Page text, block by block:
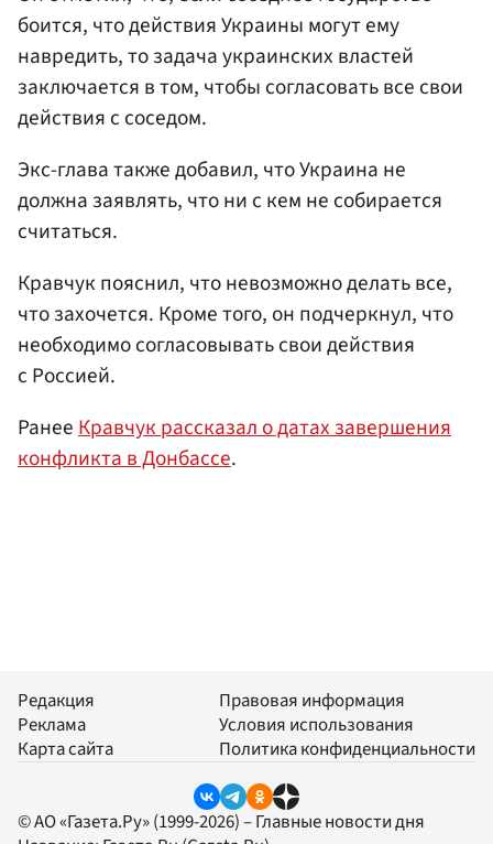
боится, что действия Украины могут ему
навредить, то задача украинских властей
заключается в том, чтобы согласовать все свои
действия с соседом.
Экс-глава также добавил, что Украина не
должна заявлять, что ни с кем не собирается
считаться.
Кравчук пояснил, что невозможно делать все,
что захочется. Кроме того, он подчеркнул, что
необходимо согласовывать свои действия
с Россией.
РанееКравчук рассказал о датах завершения
конфликта в Донбассе.
Редакция
Реклама
Карта сайта
Правовая информация
Условия использования
Политика конфиденциальности
© АО «Газета.Ру» (1999-2026) – Главные новости дня